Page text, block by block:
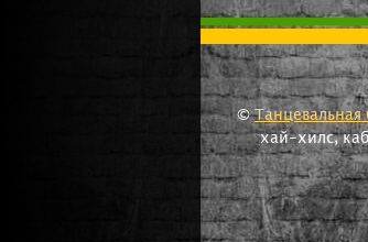
©Танцевальная
хай-хилс,